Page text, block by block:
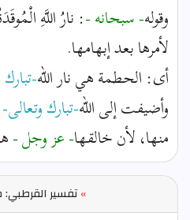
وقوله- سبحانه -: نارُ اللَّهِ
لأمرها بعد إبهامها.
أى: الحطمة هي نار الله-
وأضيفت إلى الله-تبارك وتعالى-
منها، لأن خالقها- عز وجل -
» تفسير